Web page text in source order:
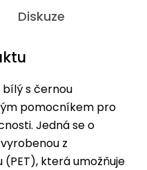
Diskuze
s černou
pomocníkem pro
Jedná se o
z
která umožňuje